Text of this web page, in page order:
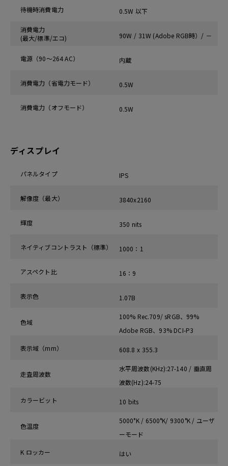
待機時消費電力 0.5W 以下
消費電力
(最大/標準/エコ)
90W / 31W (Adobe RGB時）/ －
電源（90～264 AC） 内蔵
消費電力（省電力モード） 0.5W
消費電力（オフモード） 0.5W
ディスプレイ
パネルタイプ IPS
解像度（最大） 3840x2160
輝度 350 nits
ネイティブコントラスト（標準） 1000：1
アスペクト比 16：9
表示色 1.07B
色域
100% Rec.709/ sRGB、99%
Adobe RGB、93% DCI-P3
表示域（mm） 608.8 x 355.3
走査周波数
水平周波数(KHz):27-140 / 垂直周
波数(Hz):24-75
カラービット 10 bits
色温度
5000°K / 6500°K/ 9300°K / ユーザ
ーモード
K ロッカー はい